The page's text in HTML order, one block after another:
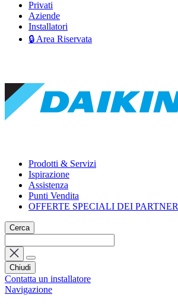
Privati
Aziende
Installatori
🔒 Area Riservata
Prodotti & Servizi
Ispirazione
Assistenza
Punti Vendita
OFFERTE SPECIALI DEI PARTNER
Cerca
Chiudi
Contatta un installatore
Navigazione